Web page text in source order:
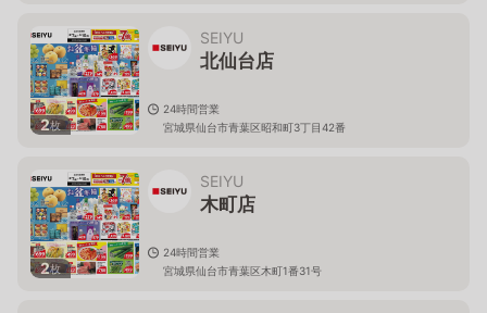
2枚
SEIYU
北仙台店
24時間営業
宮城県仙台市青葉区昭和町3丁目42番
2枚
SEIYU
木町店
24時間営業
宮城県仙台市青葉区木町1番31号